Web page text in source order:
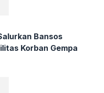
Bansos
Korban Gempa